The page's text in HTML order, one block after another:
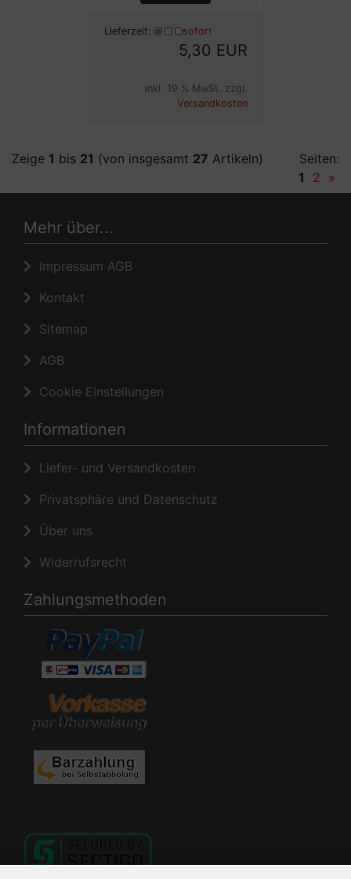
Lieferzeit: sofort
5,30 EUR
inkl. 19 % MwSt. zzgl.
Versandkosten
Zeige 1 bis 21 (von insgesamt 27 Artikeln)
Seiten:
1
2 »
Mehr über...
Impressum AGB
Kontakt
Sitemap
AGB
Cookie Einstellungen
Informationen
Liefer- und Versandkosten
Privatsphäre und Datenschutz
Über uns
Widerrufsrecht
Zahlungsmethoden